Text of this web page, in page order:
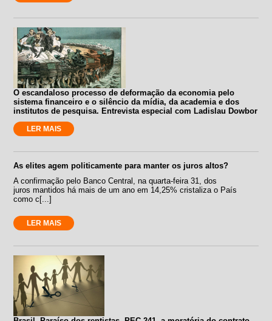
O escandaloso processo de deformação da economia pelo
sistema financeiro e o silêncio da mídia, da academia e dos
institutos de pesquisa. Entrevista especial com Ladislau Dowbor
LER MAIS
As elites agem politicamente para manter os juros altos?
A confirmação pelo Banco Central, na quarta-feira 31, dos
juros mantidos há mais de um ano em 14,25% cristaliza o País
como c[...]
LER MAIS